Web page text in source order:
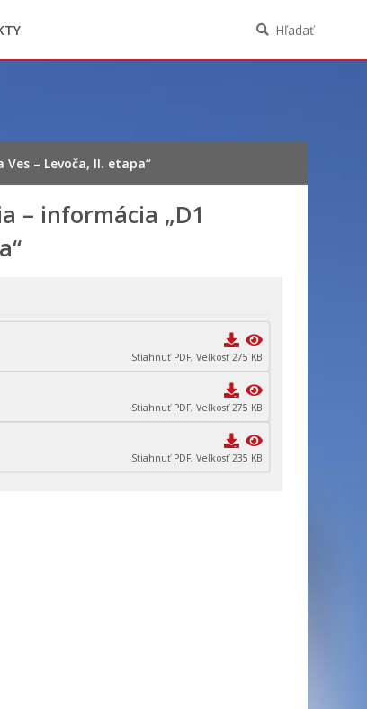
majetkových pomerov verejného funkcionára
Hľadať
– Levoča, II. etapa“
– informácia „D1
Stiahnuť PDF, Veľkosť 275 KB
Stiahnuť PDF, Veľkosť 275 KB
Stiahnuť PDF, Veľkosť 235 KB